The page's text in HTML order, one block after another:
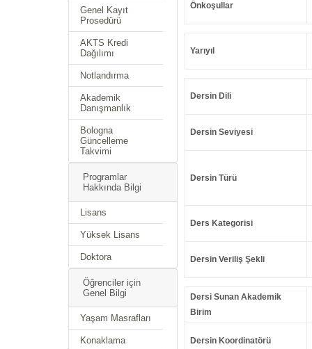
Genel Kayıt
Prosedürü
AKTS Kredi
Dağılımı
Notlandırma
Akademik
Danışmanlık
Bologna
Güncelleme
Takvimi
Programlar
Hakkında Bilgi
Lisans
Yüksek Lisans
Doktora
Öğrenciler için
Genel Bilgi
Yaşam Masrafları
Konaklama
Önkoşullar
Yarıyıl
Dersin Dili
Dersin Seviyesi
Dersin Türü
Ders Kategorisi
Dersin Veriliş Şekli
Dersi Sunan Akademik
Birim
Dersin Koordinatörü